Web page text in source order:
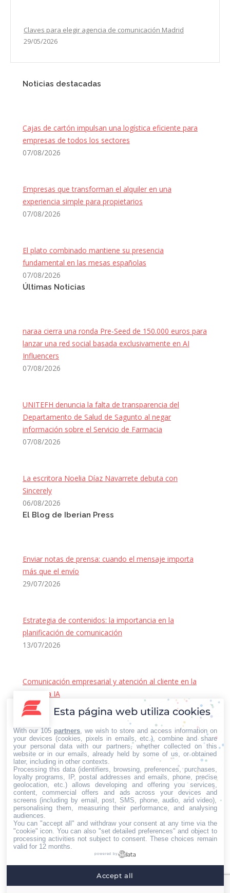
Claves para elegir agencia de comunicación Madrid
29/05/2026
Noticias destacadas
Cajas de cartón impulsan una logística eficiente para
empresas de todos los sectores
07/08/2026
Empresas que transforman el alquiler en una
experiencia simple para propietarios
07/08/2026
El plato combinado mantiene su presencia
fundamental en las mesas españolas
07/08/2026
Últimas Noticias
naraa cierra una ronda Pre-Seed de 150.000 euros para
lanzar una red social basada exclusivamente en AI
Influencers
07/08/2026
UNITEFH denuncia la falta de transparencia del
Departamento de Salud de Sagunto al negar
información sobre el Servicio de Farmacia
07/08/2026
La escritora Noelia Díaz Navarrete debuta con
Sincerely
06/08/2026
El Blog de Iberian Press
Enviar notas de prensa: cuando el mensaje importa
más que el envío
29/07/2026
Estrategia de contenidos: la importancia en la
planificación de comunicación
13/07/2026
Comunicación empresarial y atención al cliente en la
era de la IA
22/06/2026
Contacto Iberian Press
Principales vías de contacto:
E-mail:
info@iberianpress.es
Teléfono:
+34 911863556
Fax:
+34 911863556
Encuéntranos en:
Facebook
page
new
X
page
new
YouTube
page
new
Rss
opens
new
Home Quiénes somos Servicios Contacto
Esta página web utiliza cookies
With our 105 partners , we wish to store and access information on
your devices (cookies, pixels in emails, etc.), combine and share
your personal data with our partners, whether collected on this
website or in our emails, already held by some of us, or obtained
later, including in other contexts.
Processing this data (identifiers, browsing, preferences, purchases,
loyalty programs, IP, postal addresses and emails, phone, precise
geolocation, etc.) allows developing and offering you services,
content, commercial offers and ads across your devices and
screens (including by email, post, SMS, phone, audio, and video),
personalising them, measuring their performance, and analysing
audiences.
You can "accept all" and withdraw your consent at any time via the
"cookie" icon . You can also "set detailed preferences" and object to
processing activities not subject to consent. These choices remain
valid for 12 months.
powered by
Accept all